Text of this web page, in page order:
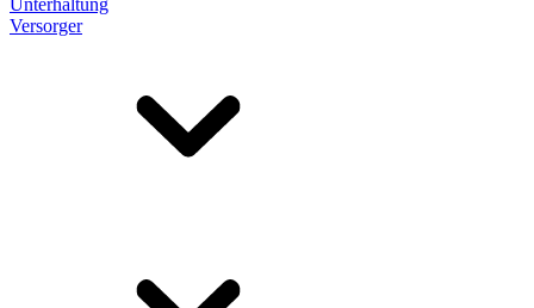
Unterhaltung
Versorger